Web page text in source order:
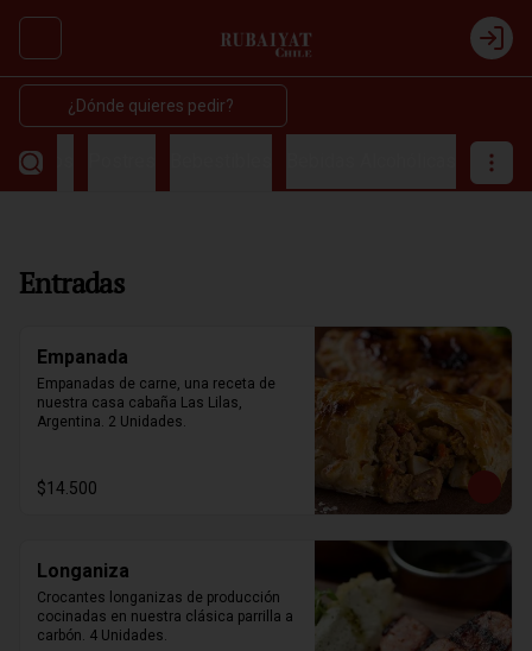
Abrir menu de navegación Login
¿Dónde quieres pedir?
Entradas
Empanada
Empanadas de carne, una receta de
nuestra casa cabaña Las Lilas,
Argentina. 2 Unidades.
$14.500
Longaniza
Crocantes longanizas de producción
cocinadas en nuestra clásica parrilla a
carbón. 4 Unidades.